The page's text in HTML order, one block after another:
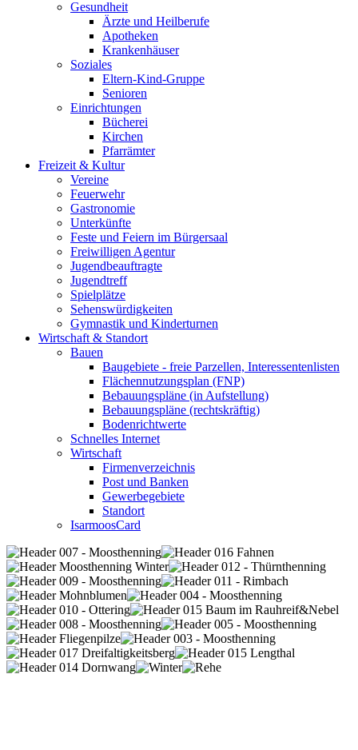
Gesundheit
Ärzte und Heilberufe
Apotheken
Krankenhäuser
Soziales
Eltern-Kind-Gruppe
Senioren
Einrichtungen
Bücherei
Kirchen
Pfarrämter
Freizeit & Kultur
Vereine
Feuerwehr
Gastronomie
Unterkünfte
Feste und Feiern im Bürgersaal
Freiwilligen Agentur
Jugendbeauftragte
Jugendtreff
Spielplätze
Sehenswürdigkeiten
Gymnastik und Kinderturnen
Wirtschaft & Standort
Bauen
Baugebiete - freie Parzellen, Interessentenlisten
Flächennutzungsplan (FNP)
Bebauungspläne (in Aufstellung)
Bebauungspläne (rechtskräftig)
Bodenrichtwerte
Schnelles Internet
Wirtschaft
Firmenverzeichnis
Post und Banken
Gewerbegebiete
Standort
IsarmoosCard